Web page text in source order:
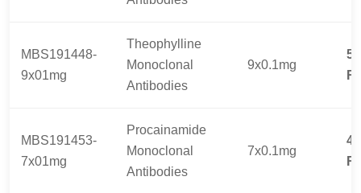
MBS191448-
9x01mg
Theophylline
Monoclonal
Antibodies
9x0.1mg
MBS191453-
7x01mg
Procainamide
Monoclonal
Antibodies
7x0.1mg